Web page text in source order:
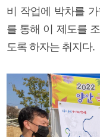
비 작업에 박차를
를 통해 이 제도를
도록 하자는 취지다.